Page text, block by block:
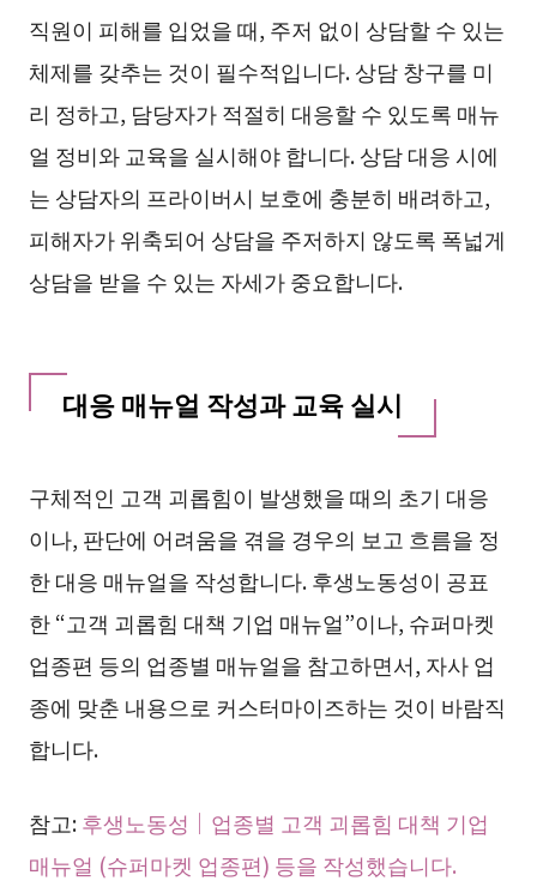
직원이 피해를 입었을 때, 주저 없이 상담할 수 있는
체제를 갖추는 것이 필수적입니다. 상담 창구를 미
리 정하고, 담당자가 적절히 대응할 수 있도록 매뉴
얼 정비와 교육을 실시해야 합니다. 상담 대응 시에
는 상담자의 프라이버시 보호에 충분히 배려하고,
피해자가 위축되어 상담을 주저하지 않도록 폭넓게
상담을 받을 수 있는 자세가 중요합니다.
대응 매뉴얼 작성과 교육 실시
구체적인 고객 괴롭힘이 발생했을 때의 초기 대응
이나, 판단에 어려움을 겪을 경우의 보고 흐름을 정
한 대응 매뉴얼을 작성합니다. 후생노동성이 공표
한 “고객 괴롭힘 대책 기업 매뉴얼”이나, 슈퍼마켓
업종편 등의 업종별 매뉴얼을 참고하면서, 자사 업
종에 맞춘 내용으로 커스터마이즈하는 것이 바람직
합니다.
참고:후생노동성｜업종별 고객 괴롭힘 대책 기업
매뉴얼 (슈퍼마켓 업종편) 등을 작성했습니다.